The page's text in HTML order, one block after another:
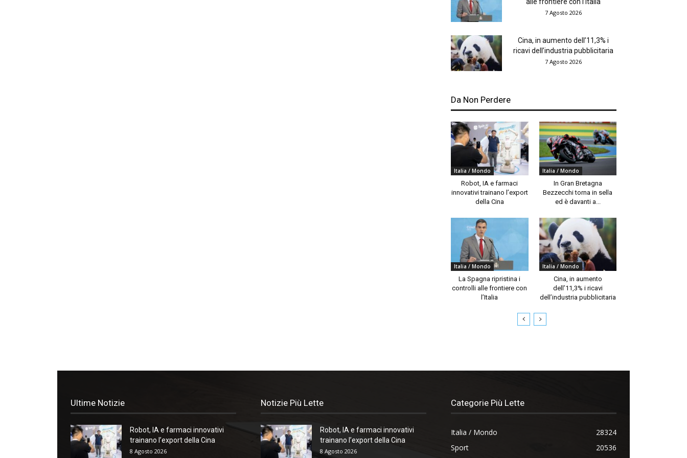
alle frontiere con l’Italia
7 Agosto 2026
Cina, in aumento dell’11,3% i
ricavi dell’industria pubblicitaria
7 Agosto 2026
Da Non Perdere
Italia / Mondo
Robot, IA e farmaci
innovativi trainano l’export
della Cina
Italia / Mondo
In Gran Bretagna
Bezzecchi torna in sella
ed è davanti a...
Italia / Mondo
La Spagna ripristina i
controlli alle frontiere con
l’Italia
Italia / Mondo
Cina, in aumento
dell’11,3% i ricavi
dell’industria pubblicitaria
Ultime Notizie
Robot, IA e farmaci innovativi
trainano l’export della Cina
8 Agosto 2026
Notizie Più Lette
Robot, IA e farmaci innovativi
trainano l’export della Cina
8 Agosto 2026
Categorie Più Lette
Italia / Mondo
28324
Sport
20536